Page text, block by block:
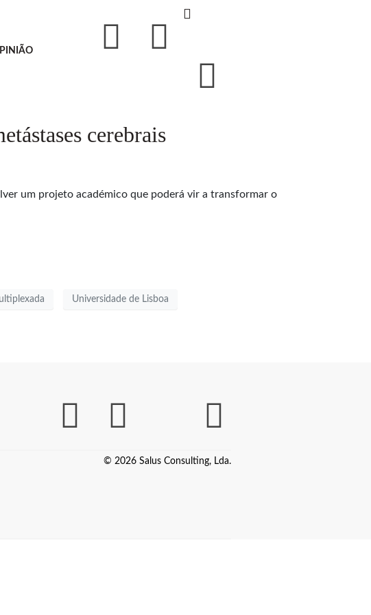
cerebrais
um projeto académico que poderá vir a transformar o
Universidade de Lisboa
© 2026 Salus Consulting, Lda.